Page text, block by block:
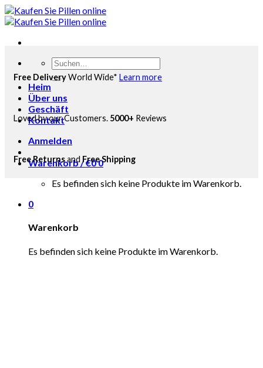
Skip
to
Suchen
nach:
Heim
Über uns
Geschäft
Kontakt
Anmelden
Warenkorb /€00
Es befinden sich keine Produkte im Warenkorb.
0
Warenkorb
Es befinden sich keine Produkte im Warenkorb.
Free DeliveryWorld Wide* Learn more
Loved by our Customers. 5000+ Reviews
Free Returnsand Free Shipping